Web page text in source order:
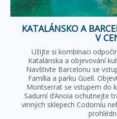
KATALÁNSKO A
V
Užijte si kombinaci
Katalánska a objevování
Navštivte Barcelonu se
Família a parku Güell.
Montserrat se vstupem do
Sadurní d’Anoia ochutnejte
vinných sklepech Codorníu